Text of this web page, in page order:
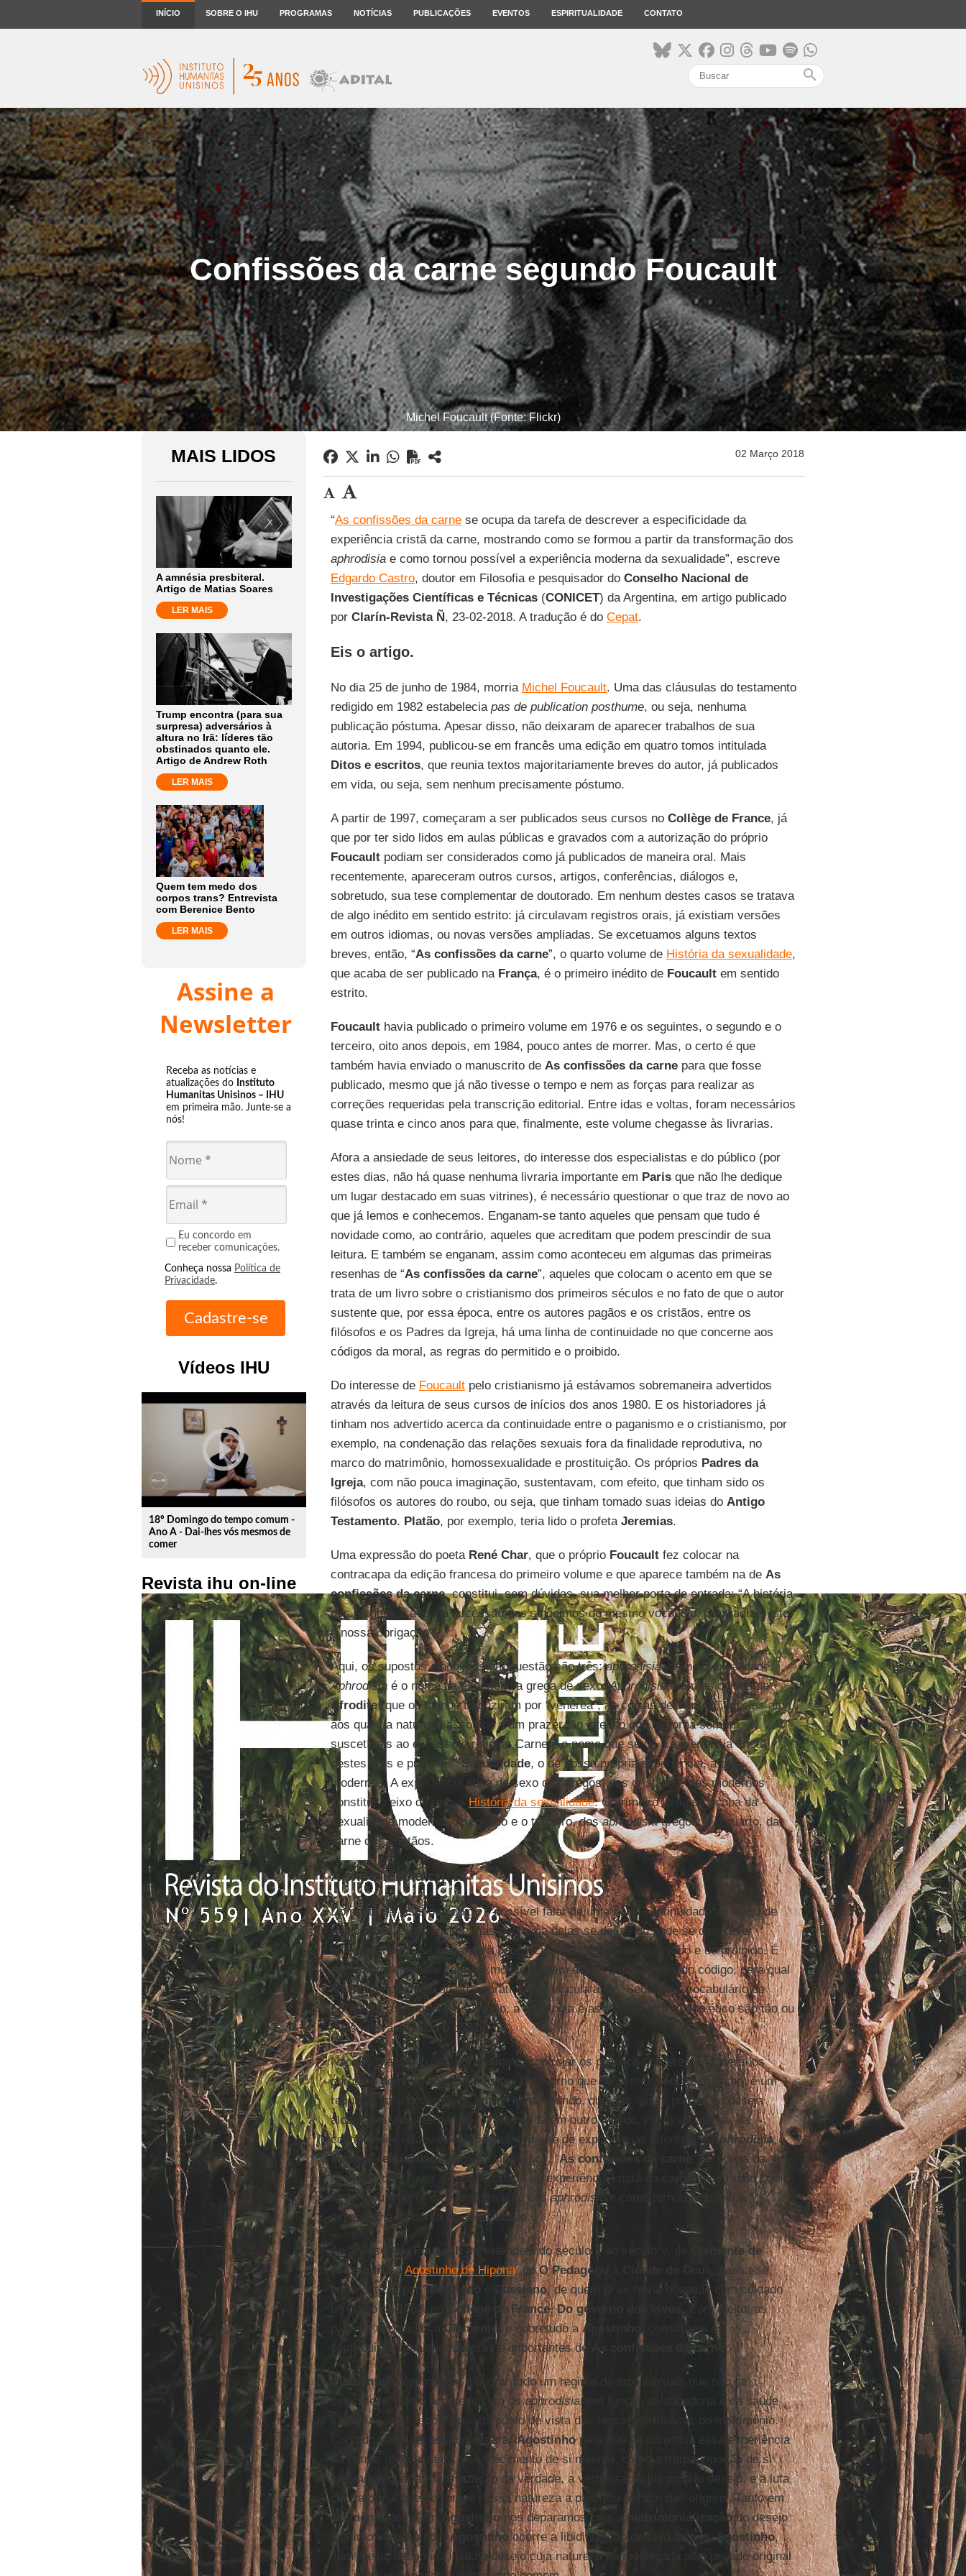
INÍCIO SOBRE O IHU PROGRAMAS NOTÍCIAS PUBLICAÇÕES EVENTOS ESPIRITUALIDADE CONTATO
search
Confissões da carne segundo Foucault
Michel Foucault (Fonte: Flickr)
MAIS LIDOS
A amnésia presbiteral.
Artigo de Matias Soares
LER MAIS
Trump encontra (para sua
surpresa) adversários à
altura no Irã: líderes tão
obstinados quanto ele.
Artigo de Andrew Roth
LER MAIS
Quem tem medo dos
corpos trans? Entrevista
com Berenice Bento
LER MAIS
Assine a
Newsletter
Receba as notícias e
atualizações do Instituto
Humanitas Unisinos – IHU
em primeira mão. Junte-se a
nós!
Eu concordo em
receber comunicações.
Conheça nossa Política de
Privacidade.
Vídeos IHU
play_circle_outline
18º Domingo do tempo comum -
Ano A - Dai-lhes vós mesmos de
comer
Revista ihu on-line
02 Março 2018
“As confissões da carne se ocupa da tarefa de descrever a especificidade da
experiência cristã da carne, mostrando como se formou a partir da transformação dos
aphrodisiae como tornou possível a experiência moderna da sexualidade”, escreve
Edgardo Castro, doutor em Filosofia e pesquisador do Conselho Nacional de
Investigações Científicas e Técnicas(CONICET) da Argentina, em artigo publicado
por Clarín-Revista Ñ, 23-02-2018. A tradução é do Cepat.
Eis o artigo.
No dia 25 de junho de 1984, morria Michel Foucault. Uma das cláusulas do testamento
redigido em 1982 estabelecia pas de publication posthume, ou seja, nenhuma
publicação póstuma. Apesar disso, não deixaram de aparecer trabalhos de sua
autoria. Em 1994, publicou-se em francês uma edição em quatro tomos intitulada
Ditos e escritos, que reunia textos majoritariamente breves do autor, já publicados
em vida, ou seja, sem nenhum precisamente póstumo.
A partir de 1997, começaram a ser publicados seus cursos no Collège de France, já
que por ter sido lidos em aulas públicas e gravados com a autorização do próprio
Foucaultpodiam ser considerados como já publicados de maneira oral. Mais
recentemente, apareceram outros cursos, artigos, conferências, diálogos e,
sobretudo, sua tese complementar de doutorado. Em nenhum destes casos se tratava
de algo inédito em sentido estrito: já circulavam registros orais, já existiam versões
em outros idiomas, ou novas versões ampliadas. Se excetuamos alguns textos
breves, então, “As confissões da carne”, o quarto volume de História da sexualidade,
que acaba de ser publicado naFrança, é o primeiro inédito de Foucaultem sentido
estrito.
Foucaulthavia publicado o primeiro volume em 1976 e os seguintes, o segundo e o
terceiro, oito anos depois, em 1984, pouco antes de morrer. Mas, o certo é que
também havia enviado o manuscrito de As confissões da carne para que fosse
publicado, mesmo que já não tivesse o tempo e nem as forças para realizar as
correções requeridas pela transcrição editorial. Entre idas e voltas, foram necessários
quase trinta e cinco anos para que, finalmente, este volume chegasse às livrarias.
Afora a ansiedade de seus leitores, do interesse dos especialistas e do público (por
estes dias, não há quase nenhuma livraria importante em Parisque não lhe dedique
um lugar destacado em suas vitrines), é necessário questionar o que traz de novo ao
que já lemos e conhecemos. Enganam-se tanto aqueles que pensam que tudo é
novidade como, ao contrário, aqueles que acreditam que podem prescindir de sua
leitura. E também se enganam, assim como aconteceu em algumas das primeiras
resenhas de “As confissões da carne”, aqueles que colocam o acento em que se
trata de um livro sobre o cristianismo dos primeiros séculos e no fato de que o autor
sustente que, por essa época, entre os autores pagãos e os cristãos, entre os
filósofos e os Padres da Igreja, há uma linha de continuidade no que concerne aos
códigos da moral, as regras do permitido e o proibido.
Do interesse de Foucaultpelo cristianismo já estávamos sobremaneira advertidos
através da leitura de seus cursos de inícios dos anos 1980. E os historiadores já
tinham nos advertido acerca da continuidade entre o paganismo e o cristianismo, por
exemplo, na condenação das relações sexuais fora da finalidade reprodutiva, no
marco do matrimônio, homossexualidade e prostituição. Os próprios Padres da
Igreja, com não pouca imaginação, sustentavam, com efeito, que tinham sido os
filósofos os autores do roubo, ou seja, que tinham tomado suas ideias do Antigo
Testamento. Platão, por exemplo, teria lido o profeta Jeremias.
Uma expressão do poeta René Char, que o próprio Foucaultfez colocar na
contracapa da edição francesa do primeiro volume e que aparece também na de As
confissões da carne, constitui, sem dúvidas, sua melhor porta de entrada: “A história
dos homens é a longa sucessão dos sinônimos do mesmo vocábulo. Contradizer isto
é nossa obrigação”.
Aqui, os supostos sinônimos em questão são três:aphrodisia, carne, sexualidade.
Aphrodisiaé o nome da experiência grega de sexo.Aphrodisiaeram as coisas de
Afrodite(que os latinos traduziram por “venérea”, as coisas deVênus), aqueles atos
aos quais a natureza associou a um prazer tão intenso que os torna sempre
suscetíveis ao excesso e revolta. Carne é o nome que se dá à experiência cristã
destes atos e prazeres.Sexualidade, o de nossa própria experiência, a dos
modernos. A experiência ética de sexo dos gregos, dos cristãos e dos modernos
constitui o eixo de toda a História da sexualidade. O primeiro tomo se ocupa da
sexualidade moderna; o segundo e o terceiro, dosaphrodisiagregos; e o quarto, da
carne dos cristãos.
A experiência cristã
Do ponto de vista do código é possível falar de uma certa continuidade ao longo de
todas estas experiências, mas nenhuma delas se define ou pode se descrever
adequadamente se limitando à perspectiva das regras do permitido e do proibido. É
necessário entender por qual motivo alguém aceita um determinado código, para qual
finalidade, por meio de quais práticas se vincula a ele. Segundo o vocabulário de
Foucault, as formas de sujeição, a teleologia e as formas do trabalho ético são tão ou
mais relevantes que o código.
Não é a mesma coisa, por exemplo, controlar os próprios prazeres e moderá-los
porque o domínio sobre si mesmo, o governo que se exerce sobre si mesmo, é um
requisito para governar os outros neste mundo, que agir assim porque se deseja
alcançar a vida eterna que foi prometida em outro mundo. Por isso, apesar da
continuidade relativa dos códigos, trata-se de experiências diferentes.Aphrodisia,
carne e sexualidadenão são sinônimos. “As confissões da carne
” se ocupa da
tarefa de descrever a especificidade da experiência cristã da carne, mostrando como
se formou a partir da transformação dosaphrodisia e como tornou possível a
experiência moderna da sexualidade.
As análises de Foucaultse estendem do século II ao século V, de
Clemente de
AlexandriaaAgostinho de Hipona, deO Pedagogo Cidade de Deus
; passa-se,
entre outros, por Tertuliano Cassiano, de quem já se havia ocupado com cuidado
no curso de 1980, no
Collège de France,Do governo dos vivos
. Com efeito, as
páginas dedicadas a Clemente , e sobretudo aAgostinho
, constituem as
contribuições mais inovadoras e importantes de
As confissões da carne .
Clemente
é o primeiro a elaborar todo um regime de atos sexuais que não se
estabelece, como acontece com osaphrodisia, em função da sabedoria e da saúde
individual, mas, sobretudo, do ponto de vista das regras intrínsecas do matrimônio.
Contudo, será necessário esperarAgostinhopara que se constitua essa experiência
da carne, na qual tanto o conhecimento de si mesmo, como a transformação de si
mesmo, requer a manifestação da verdade, a verbalização do próprio desejo, e a luta
contra o mal que corrompe nossa natureza a partir do pecado das origens. Tanto em
Clemente
como em Agostinhonos deparamos com a matrimonializaçãodo desejo
legítimo; mas só com Agostinhoocorre a libidinização de todo desejo.Agostinho,
com efeito, denomina libido o desejo cuja natureza foi modificada pelo pecado original